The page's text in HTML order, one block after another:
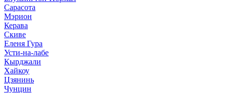
Сарасота
Мэрион
Керава
Скиве
Еленя Гура
Усти-на-лабе
Кырджали
Хайкоу
Цзянинь
Чунцин